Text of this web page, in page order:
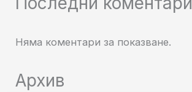
Няма коментари за показване.
Архив